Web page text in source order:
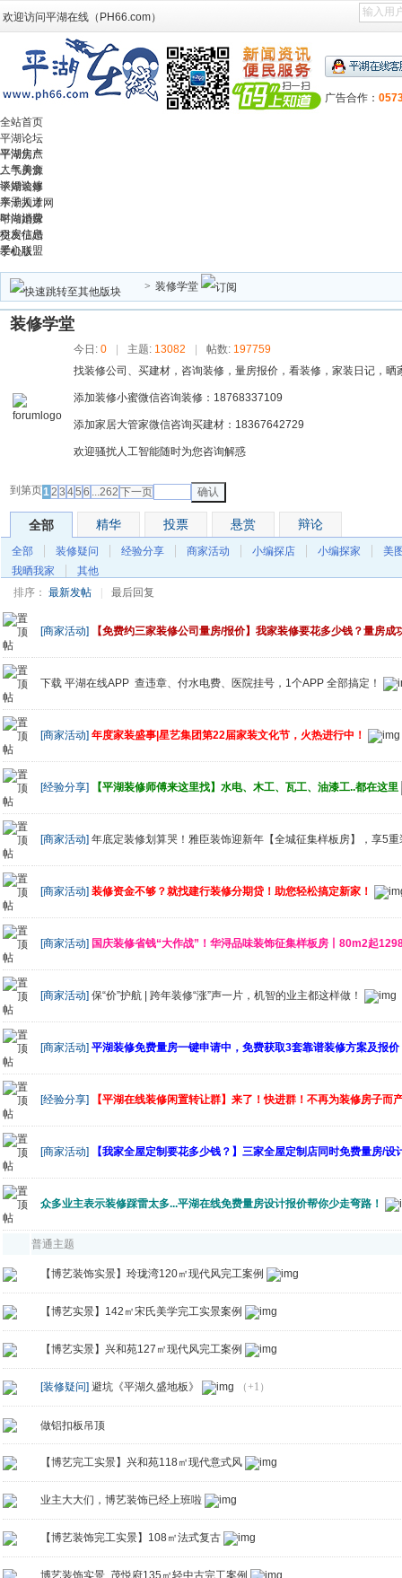
欢迎访问平湖在线（PH66.com）
广告合作：
全站首页
平湖论坛
平湖房产
二手房源
平湖装修
平湖人才网
平湖婚嫁
交友征婚
手机版
平湖焦点
人气美食
谈婚论嫁
亲子频道
时尚消费
租房信息
爱心联盟
> 装修学堂
装修学堂
今日: 0 | 主题: 13082 | 帖数: 197759
找装修公司、买建材，咨询装修，量房报价，看装修，家装日记，晒
添加装修小蜜微信咨询装修：18768337109
添加家居大管家微信咨询买建材：18367642729
欢迎骚扰人工智能随时为您咨询解惑
1 2 3 45 6 ...262 下一页
到第页 确认
全部 精华 投票 悬赏 辩论
全部 装修疑问 经验分享 商家活动 小编探店 小编探家
美
我晒我家
其他
排序： 最新发帖 | 最后回复
[商家活动] 【免费约三家装修公司量房/报价】我家装修要花多少钱？量房成
下载 平湖在线APP 查违章、付水电费、医院挂号，1个APP 全部搞定！
[商家活动] 年度家装盛事|星艺集团第22届家装文化节，火热进行中！
[经验分享] 【平湖装修师傅来这里找】水电、木工、瓦工、油漆工..都在这里
[商家活动] 年底定装修划算哭！雅臣装饰迎新年【全城征集样板房】，享5
[商家活动] 装修资金不够？就找建行装修分期贷！助您轻松搞定新家！
[商家活动] 国庆装修省钱“大作战”！华浔品味装饰征集样板房丨80m2起
[商家活动] 保“价”护航 | 跨年装修“涨”声一片，机智的业主都这样做！
[商家活动] 平湖装修免费量房一键申请中，免费获取3套靠谱装修方案及报价
[经验分享] 【平湖在线装修闲置转让群】来了！快进群！不再为装修房子而
[商家活动] 【我家全屋定制要花多少钱？】三家全屋定制店同时免费量房/设
众多业主表示装修踩雷太多...平湖在线免费量房设计报价帮你少走弯路！
普通主题
【博艺装饰实景】玲珑湾120㎡现代风完工案例
【博艺实景】142㎡宋氏美学完工实景案例
【博艺实景】兴和苑127㎡现代风完工案例
[装修疑问] 避坑《平湖久盛地板》 （+1）
做铝扣板吊顶
【博艺完工实景】兴和苑118㎡现代意式风
业主大大们，博艺装饰已经上班啦
【博艺装饰完工实景】108㎡法式复古
博艺装饰实景 茂悦府135㎡轻中古完工案例